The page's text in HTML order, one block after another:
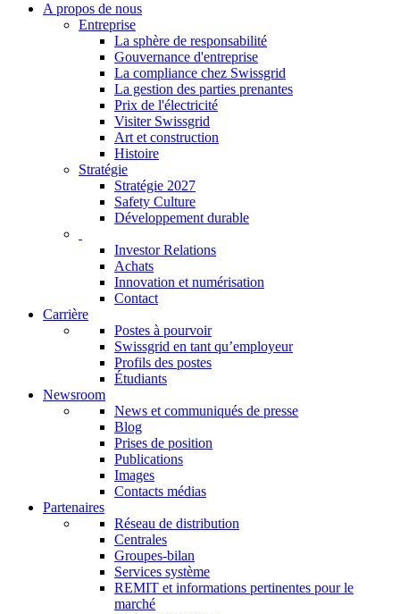
A propos de nous
Entreprise
La sphère de responsabilité
Gouvernance d'entreprise
La compliance chez Swissgrid
La gestion des parties prenantes
Prix de l'électricité
Visiter Swissgrid
Art et construction
Histoire
Stratégie
Stratégie 2027
Safety Culture
Développement durable
Investor Relations
Achats
Innovation et numérisation
Contact
Carrière
Postes à pourvoir
Swissgrid en tant qu’employeur
Profils des postes
Étudiants
Newsroom
News et communiqués de presse
Blog
Prises de position
Publications
Images
Contacts médias
Partenaires
Réseau de distribution
Centrales
Groupes-bilan
Services système
REMIT et informations pertinentes pour le
marché